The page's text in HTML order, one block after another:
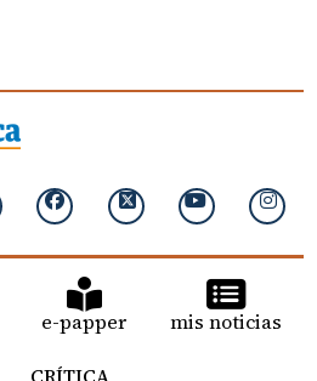
e-papper mis noticias
CRÍTICA